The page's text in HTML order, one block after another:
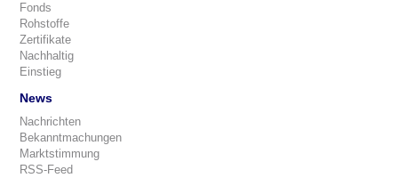
Fonds
Rohstoffe
Zertifikate
Nachhaltig
Einstieg
News
Nachrichten
Bekanntmachungen
Marktstimmung
RSS-Feed